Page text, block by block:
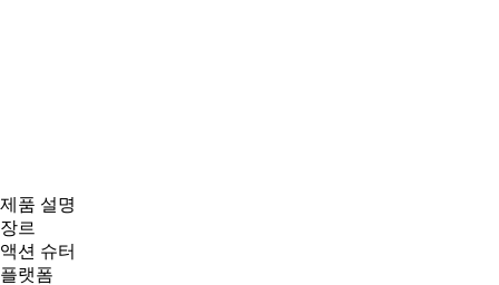
제품 설명
장르
액션 슈터
플랫폼